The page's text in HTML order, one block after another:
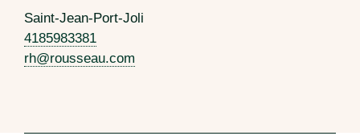
Saint-Jean-Port-Joli
4185983381
rh@rousseau.com